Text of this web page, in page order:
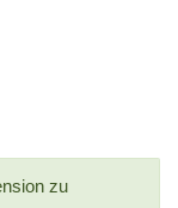
zu